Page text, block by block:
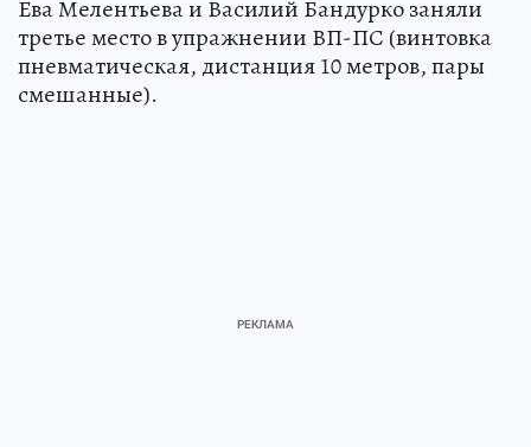
Ева Мелентьева и Василий Бандурко заняли
третье место в упражнении ВП-ПС (винтовка
пневматическая, дистанция 10 метров, пары
смешанные).